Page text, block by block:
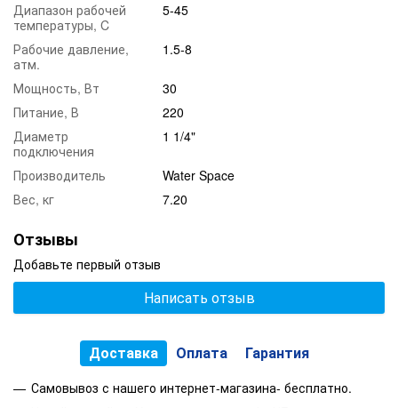
Крепежный комплект (отдельно для реактора и блока
управления).
Руководство пользователя. Паспорт и гарантийный талон
установки.
Производительность
30 мДж/см2
Габариты
Размеры подключения
Устройство и условия эксплуатации
Диапазон рабочей
температуры, C
5-45
Рабочие давление,
атм.
1.5-8
Мощность, Вт
30
Питание, В
220
Диаметр
подключения
1 1/4"
Производитель
Water Space
Вес, кг
7.20
Отзывы
Добавьте первый отзыв
Написать отзыв
Доставка Оплата Гарантия
Самовывоз с нашего интернет-магазина- бесплатно.